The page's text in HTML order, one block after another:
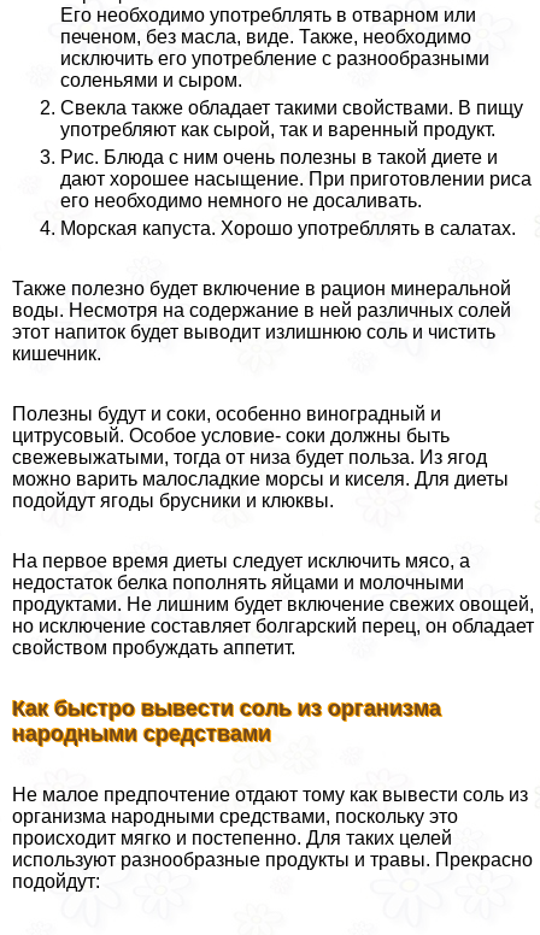
Его необходимо употрeбллять в отварном или
печеном, без масла, виде. Также, необходимо
исключить его употрeбление с разнообразными
соленьями и сыром.
Свекла также обладает такими свойствами. В пищу
употрeбляют как сырой, так и варенный продукт.
Рис. Блюда с ним очень полезны в такой диете и
дают хорошее насыщение. При приготовлении риса
его необходимо немного не досаливать.
Морская капуста. Хорошо употрeбллять в салатах.
Также полезно будет включение в рацион минеральной
воды. Несмотря на содержание в ней различных солей
этот напиток будет выводит излишнюю соль и чистить
кишечник.
Полезны будут и соки, особенно виноградный и
цитрусовый. Особое условие- соки должны быть
свежевыжатыми, тогда от низа будет польза. Из ягод
можно варить малосладкие морсы и киселя. Для диеты
подойдут ягоды брусники и клюквы.
На первое время диеты следует исключить мясо, а
недостаток белка пополнять яйцами и молочными
продуктами. Не лишним будет включение свежих овощей,
но исключение составляет болгарский перец, он обладает
свойством пробуждать аппетит.
Как быстро вывести соль из организма
народными средствами
Не малое предпочтение отдают тому как вывести соль из
организма народными средствами, поскольку это
происходит мягко и постепенно. Для таких целей
используют разнообразные продукты и травы. Прекрасно
подойдут: